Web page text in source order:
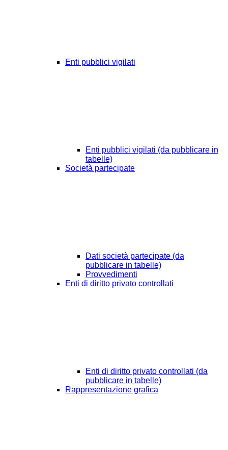
Enti pubblici vigilati
Enti pubblici vigilati (da pubblicare in
tabelle)
Società partecipate
Dati società partecipate (da
pubblicare in tabelle)
Provvedimenti
Enti di diritto privato controllati
Enti di diritto privato controllati (da
pubblicare in tabelle)
Rappresentazione grafica